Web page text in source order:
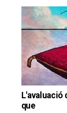
que